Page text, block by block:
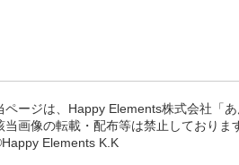
ページは、Happy Elements株式会社「
当画像の転載・配布等は禁止しておりま
Elements K.K